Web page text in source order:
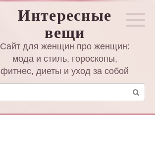
Интересные
вещи
Сайт для женщин про женщин:
мода и стиль, гороскопы,
фитнес, диеты и уход за собой